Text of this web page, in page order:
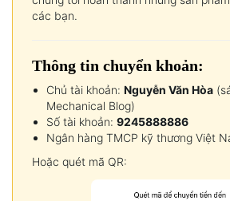
các bạn.
Thông tin chuyển khoản:
Chủ tài khoản: Nguyễn Văn Hòa
Mechanical Blog)
Số tài khoản: 9245888886
Ngân hàng TMCP kỹ thương Việt
Hoặc quét mã QR: